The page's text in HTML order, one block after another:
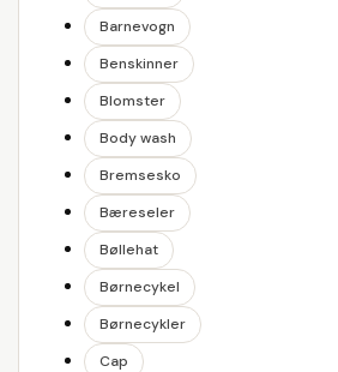
Barnevogn
Benskinner
Blomster
Body wash
Bremsesko
Bæreseler
Bøllehat
Børnecykel
Børnecykler
Cap